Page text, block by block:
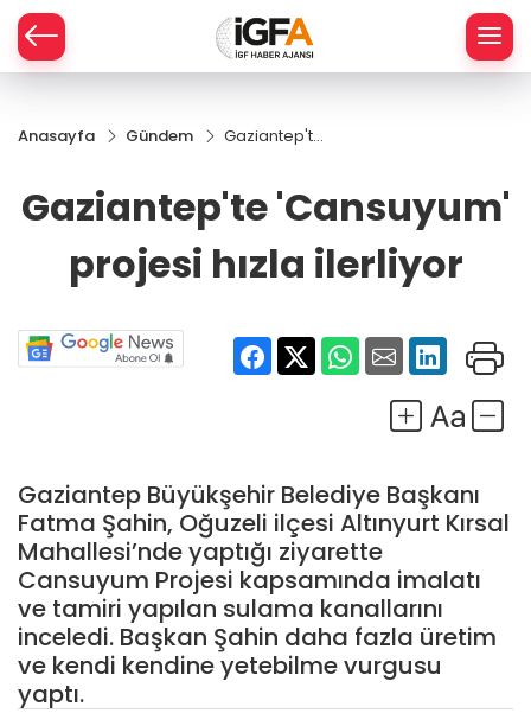
Anasayfa Gündem
Gaziantep'te
ilerliyor
Gaziantep'te 'Cansuyum'
projesi hızla ilerliyor
Gaziantep Büyükşehir Belediye Başkanı
Fatma Şahin, Oğuzeli ilçesi Altınyurt Kırsal
Mahallesi’nde yaptığı ziyarette
Cansuyum Projesi kapsamında imalatı
ve tamiri yapılan sulama kanallarını
inceledi. Başkan Şahin daha fazla üretim
ve kendi kendine yetebilme vurgusu
yaptı.